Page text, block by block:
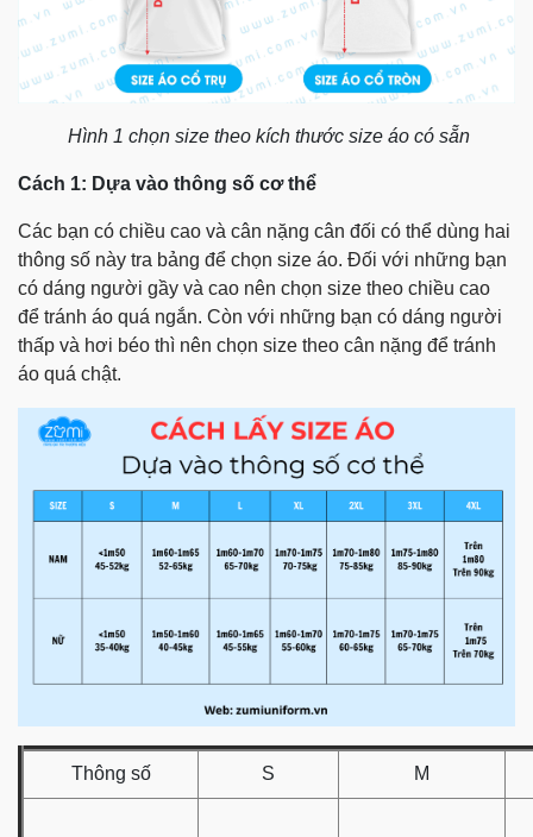
Hình 1 chọn size theo kích thước size áo có sẵn
Cách 1: Dựa vào thông số cơ thể
Các bạn có chiều cao và cân nặng cân đối có thể dùng hai
thông số này tra bảng để chọn size áo. Đối với những bạn
có dáng người gầy và cao nên chọn size theo chiều cao
để tránh áo quá ngắn. Còn với những bạn có dáng người
thấp và hơi béo thì nên chọn size theo cân nặng để tránh
áo quá chật.
Thông số S M